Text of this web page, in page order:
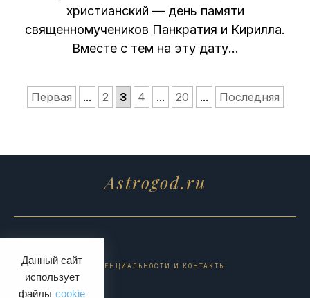
Данный сайт
использует
файлы cookie
христианский — день памяти
священномучеников Панкратия и Кирилла.
Вместе с тем на эту дату…
Первая ... 2 3 4 ... 20 ... Последняя
Astrogod.ru
ПОЛИТИКА КОНФИДЕНЦИАЛЬНОСТИ И КОНТАКТЫ